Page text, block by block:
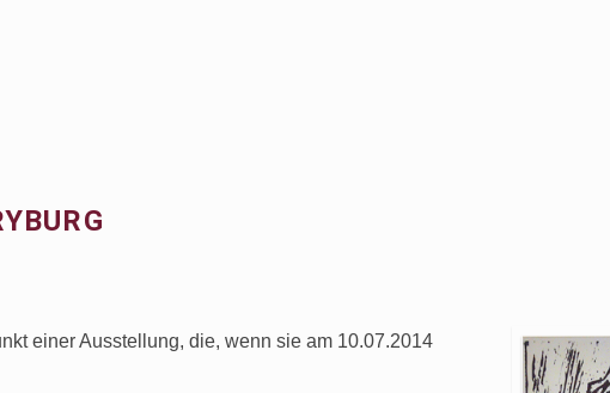
einer Ausstellung, die, wenn sie am 10.07.2014